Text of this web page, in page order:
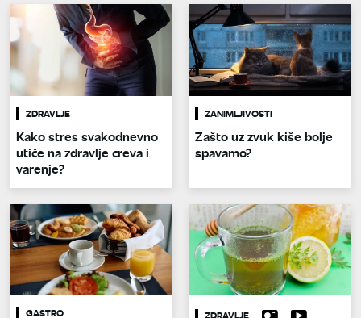
ZDRAVLJE
Kako stres svakodnevno
utiče na zdravlje creva i
varenje?
ZANIMLJIVOSTI
Zašto uz zvuk kiše bolje
spavamo?
GASTRO